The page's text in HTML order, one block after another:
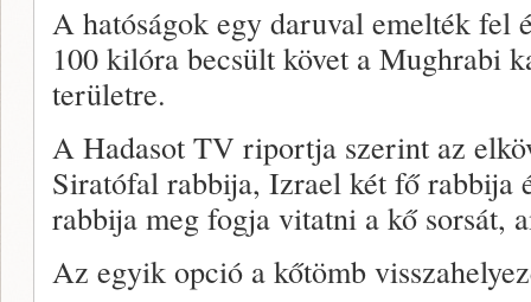
A hatóságok egy daruval emelték fel
100 kilóra becsült követ a Mughrabi
területre.
A Hadasot TV riportja szerint az
Siratófal rabbija, Izrael két fő rabbija
rabbija meg fogja vitatni a kő sorsát,
Az egyik opció a kőtömb